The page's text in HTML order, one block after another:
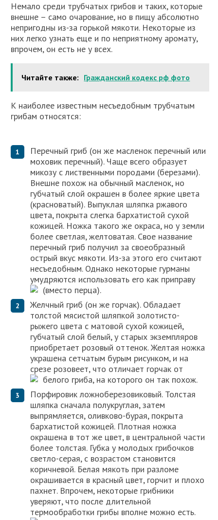
Немало среди трубчатых грибов и таких, которые
внешне – само очарование, но в пищу абсолютно
непригодны из-за горькой мякоти. Некоторые из
них легко узнать еще и по неприятному аромату,
впрочем, он есть не у всех.
Читайте также: Гражданский кодекс рф фото
К наиболее известным несъедобным трубчатым
грибам относятся:
Перечный гриб (он же масленок перечный или
моховик перечный). Чаще всего образует
микозу с лиственными породами (березами).
Внешне похож на обычный масленок, но
губчатый слой окрашен в более яркие цвета
(красноватый). Выпуклая шляпка ржавого
цвета, покрыта слегка бархатистой сухой
кожицей. Ножка такого же окраса, но у земли
более светлая, желтоватая. Свое название
перечный гриб получил за своеобразный
острый вкус мякоти. Из-за этого его считают
несъедобным. Однако некоторые гурманы
умудряются использовать его как приправу
(вместо перца).
Желчный гриб (он же горчак). Обладает
толстой мясистой шляпкой золотисто-
рыжего цвета с матовой сухой кожицей,
губчатый слой белый, у старых экземпляров
приобретает розовый оттенок. Желтая ножка
украшена сетчатым бурым рисунком, и на
срезе розовеет, что отличает горчак от
белого гриба, на которого он так похож.
Порфировик ложноберезовиковый. Толстая
шляпка сначала полукруглая, затем
выпрямляется, оливково-бурая, покрыта
бархатистой кожицей. Плотная ножка
окрашена в тот же цвет, в центральной части
более толстая. Губка у молодых грибочков
светло-серая, с возрастом становится
коричневой. Белая мякоть при разломе
окрашивается в красный цвет, горчит и плохо
пахнет. Впрочем, некоторые грибники
уверяют, что после длительной
термообработки грибы вполне можно есть.